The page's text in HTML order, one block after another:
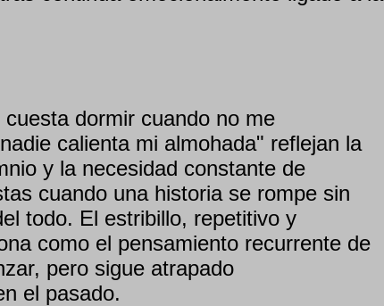
dormir cuando no me
calienta mi almohada" reflejan la
y la necesidad constante de
cuando una historia se rompe sin
todo. El estribillo, repetitivo y
como el pensamiento recurrente de
pero sigue atrapado
el pasado.